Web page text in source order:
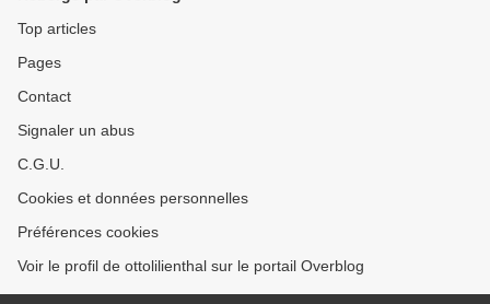
Top articles
Pages
Contact
Signaler un abus
C.G.U.
Cookies et données personnelles
Préférences cookies
Voir le profil de ottolilienthal sur le portail Overblog